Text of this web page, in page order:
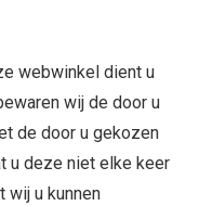
webwinkel dient u
wij de door u
de door u gekozen
u deze niet elke keer
wij u kunnen